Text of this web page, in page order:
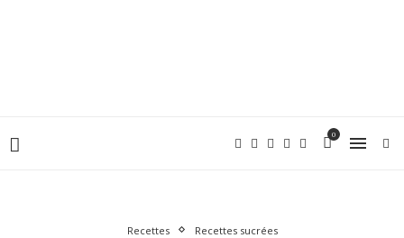
0
Recettes Recettes sucrées